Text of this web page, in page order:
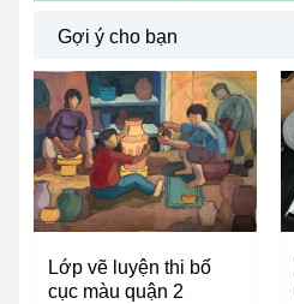
Gợi ý cho bạn
Lớp vẽ luyện thi bố
cục màu quận 2